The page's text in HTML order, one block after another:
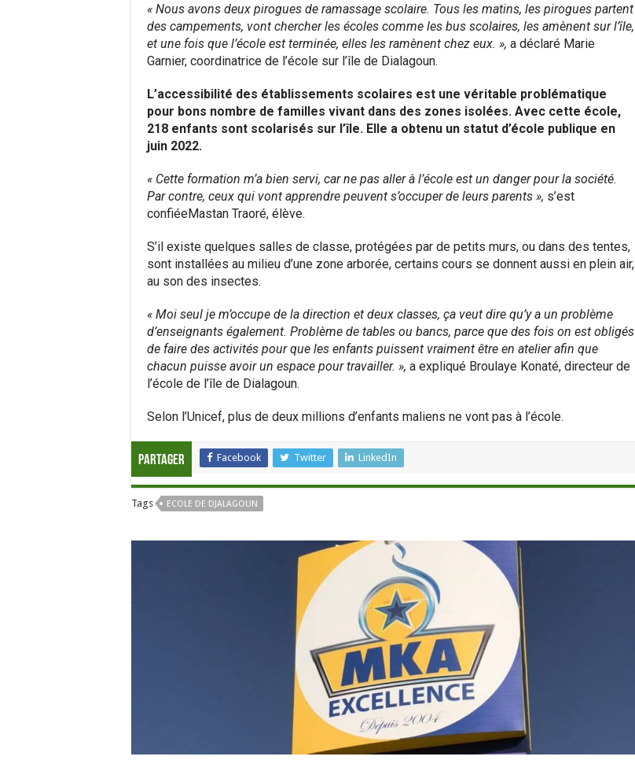
« Nous avons deux pirogues de ramassage scolaire. Tous les matins, les pirogues partent
des campements, vont chercher les écoles comme les bus scolaires, les amènent sur l’île,
et une fois que l’école est terminée, elles les ramènent chez eux. », a déclaré Marie
Garnier, coordinatrice de l’école sur l’île de Dialagoun.
L’accessibilité des établissements scolaires est une véritable problématique
pour bons nombre de familles vivant dans des zones isolées. Avec cette école,
218 enfants sont scolarisés sur l’île. Elle a obtenu un statut d’école publique en
juin 2022.
« Cette formation m’a bien servi, car ne pas aller à l’école est un danger pour la société.
Par contre, ceux qui vont apprendre peuvent s’occuper de leurs parents », s’est
confiéeMastan Traoré, élève.
S’il existe quelques salles de classe, protégées par de petits murs, ou dans des tentes,
sont installées au milieu d’une zone arborée, certains cours se donnent aussi en plein air,
au son des insectes.
« Moi seul je m’occupe de la direction et deux classes, ça veut dire qu’y a un problème
d’enseignants également. Problème de tables ou bancs, parce que des fois on est obligés
de faire des activités pour que les enfants puissent vraiment être en atelier afin que
chacun puisse avoir un espace pour travailler. », a expliqué Broulaye Konaté, directeur de
l’école de l’île de Dialagoun.
Selon l’Unicef, plus de deux millions d’enfants maliens ne vont pas à l’école.
Partager Facebook Twitter LinkedIn
Tags ECOLE DE DJALAGOUN